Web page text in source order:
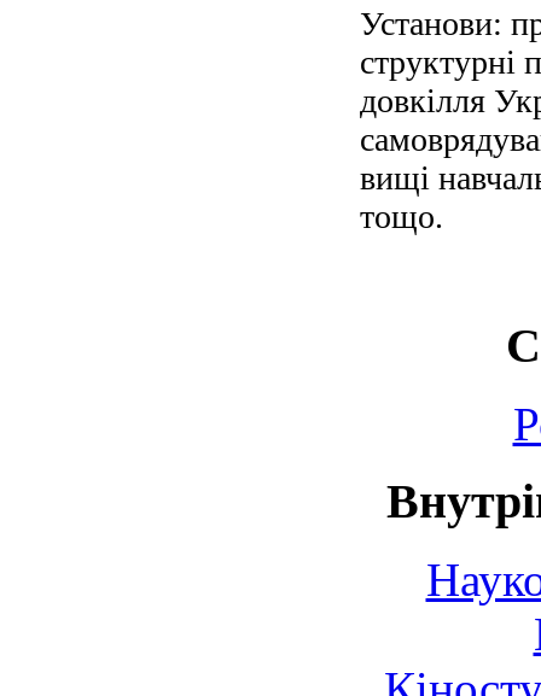
Установи:
структурні
довкілля
вищі
тощо.